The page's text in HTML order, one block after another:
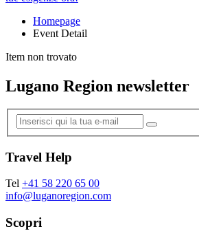
Homepage
Event Detail
Item non trovato
Lugano Region newsletter
Travel Help
Tel +41 58 220 65 00
info@luganoregion.com
Scopri